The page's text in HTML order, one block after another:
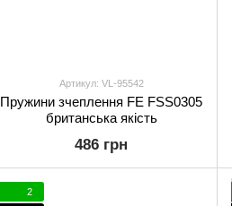
Артикул: VL-95542
Пружини зчеплення FE FSS0305
британська якість
486 грн
2